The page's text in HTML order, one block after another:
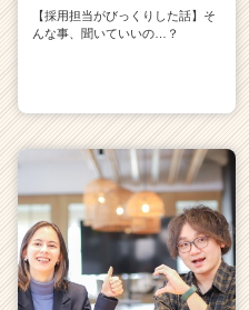
【採用担当がびっくりした話】そ
んな事、聞いていいの…？